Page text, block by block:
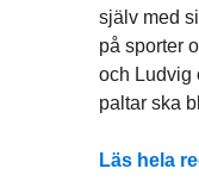
själv med
på sporter
och Ludvig
paltar ska
Läs hela